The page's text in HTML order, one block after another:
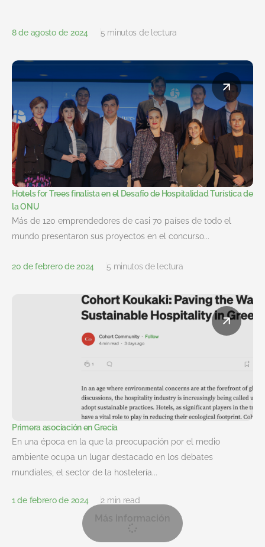
8 de agosto de 2024 5 minutos de lectura
Hotels for Trees finalista en el Desafío de Hospitalidad Turística de
la ONU
Más de 120 emprendedores de casi 70 países de todo el
mundo presentaron sus proyectos en el concurso...
20 de febrero de 2024 5 minutos de lectura
Primera asociación en Grecia
En una época en la que la preocupación por el medio
ambiente ocupa un lugar destacado en los debates
mundiales, el sector de la hostelería...
1 de febrero de 2024 2 min read